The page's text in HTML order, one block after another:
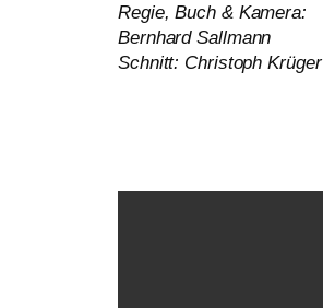
Regie, Buch &Kamera:
Bernhard Sallmann
Schnitt: Christoph Krüger